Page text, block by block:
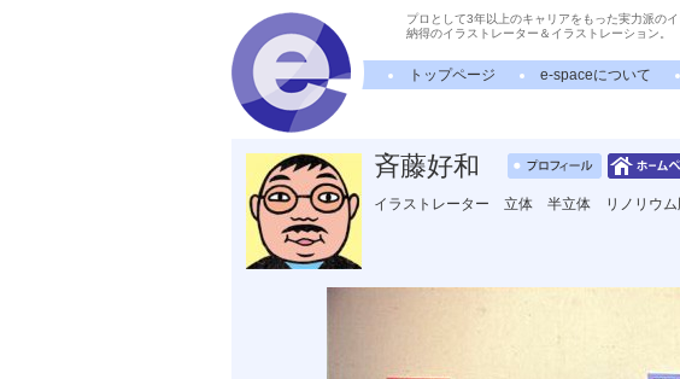
プロとして3年以上のキャリアをもった実力派の
納得のイラストレーター＆イラストレーション。
トップページ e-spaceについて
斉藤好和
イラストレーター 立体 半立体 リノリウ